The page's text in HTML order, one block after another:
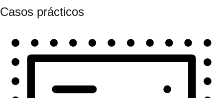
Casos prácticos